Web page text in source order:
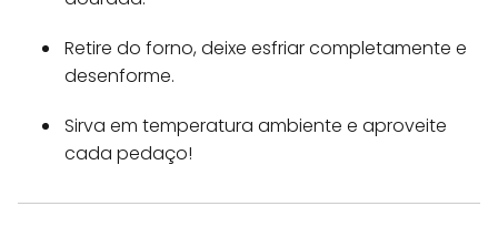
Retire do forno, deixe esfriar completamente e
desenforme.
Sirva em temperatura ambiente e aproveite
cada pedaço!